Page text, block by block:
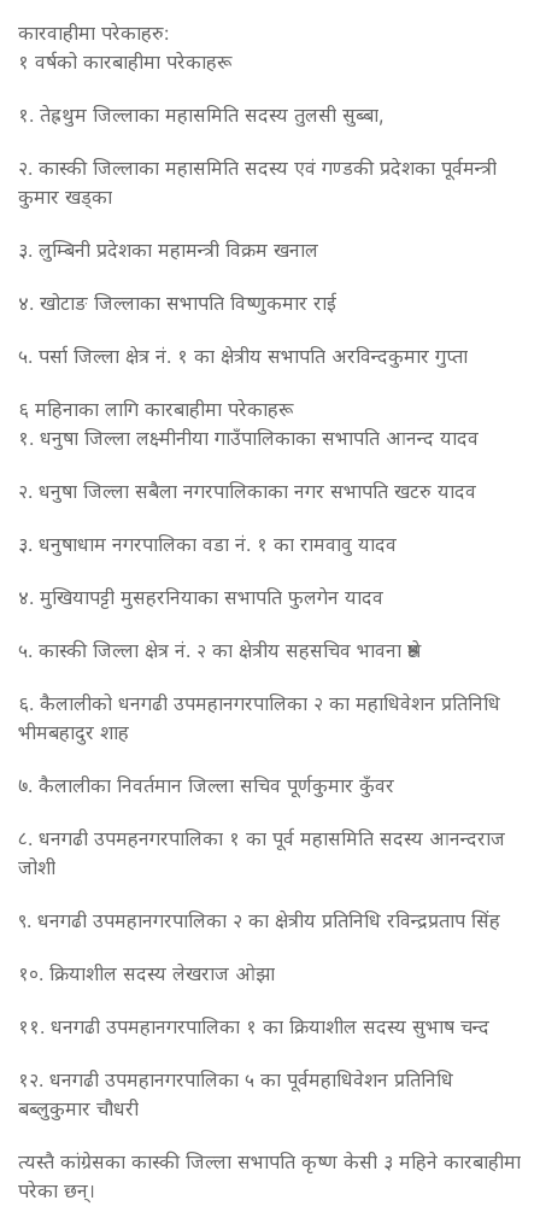
कारवाहीमा परेकाहरु:
१ वर्षको कारबाहीमा परेकाहरू
१. तेह्रथुम जिल्लाका महासमिति सदस्य तुलसी सुब्बा,
२. कास्की जिल्लाका महासमिति सदस्य एवं गण्डकी प्रदेशका पूर्वमन्त्री
कुमार खड्का
३. लुम्बिनी प्रदेशका महामन्त्री विक्रम खनाल
४. खोटाङ जिल्लाका सभापति विष्णुकमार राई
५. पर्सा जिल्ला क्षेत्र नं. १ का क्षेत्रीय सभापति अरविन्दकुमार गुप्ता
६ महिनाका लागि कारबाहीमा परेकाहरू
१. धनुषा जिल्ला लक्ष्मीनीया गाउँपालिकाका सभापति आनन्द यादव
२. धनुषा जिल्ला सबैला नगरपालिकाका नगर सभापति खटरु यादव
३. धनुषाधाम नगरपालिका वडा नं. १ का रामवावु यादव
४. मुखियापट्टी मुसहरनियाका सभापति फुलगेन यादव
५. कास्की जिल्ला क्षेत्र नं. २ का क्षेत्रीय सहसचिव भावना श्रेष्ठ
६. कैलालीको धनगढी उपमहानगरपालिका २ का महाधिवेशन प्रतिनिधि
भीमबहादुर शाह
७. कैलालीका निवर्तमान जिल्ला सचिव पूर्णकुमार कुँवर
८. धनगढी उपमहनगरपालिका १ का पूर्व महासमिति सदस्य आनन्दराज
जोशी
९. धनगढी उपमहानगरपालिका २ का क्षेत्रीय प्रतिनिधि रविन्द्रप्रताप सिंह
१०. क्रियाशील सदस्य लेखराज ओझा
११. धनगढी उपमहानगरपालिका १ का क्रियाशील सदस्य सुभाष चन्द
१२. धनगढी उपमहानगरपालिका ५ का पूर्वमहाधिवेशन प्रतिनिधि
बब्लुकुमार चौधरी
त्यस्तै कांग्रेसका कास्की जिल्ला सभापति कृष्ण केसी ३ महिने कारबाहीमा
परेका छन्।